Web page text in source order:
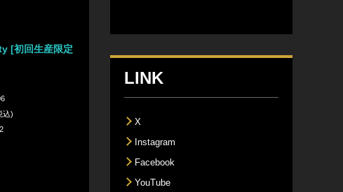
[初回生産限定
込)
LINK
X
Instagram
Facebook
YouTube